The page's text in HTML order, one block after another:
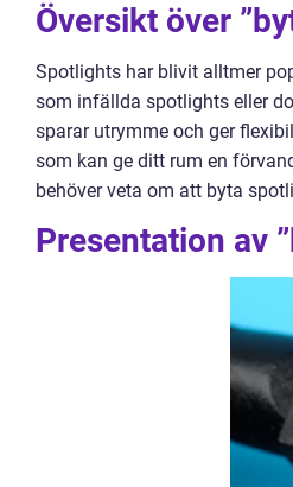
Översikt över
Spotlights har blivit alltmer
som infällda spotlights eller
sparar utrymme och ger
som kan ge ditt rum en
behöver veta om att byta
Presentation av